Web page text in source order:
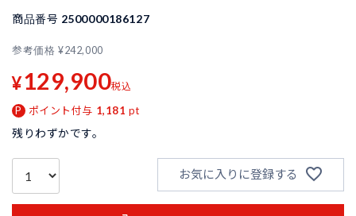
商品番号 2500000186127
参考価格 ¥242,000
¥129,900税込
ポイント付与 1,181 pt
残りわずかです。
お気に入りに登録する